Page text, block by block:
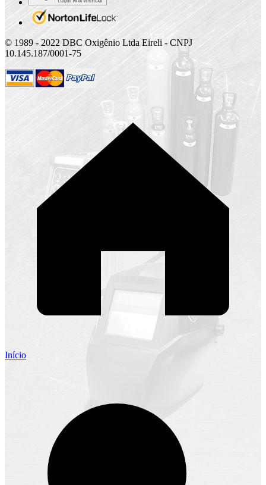
© 1989 - 2022 DBC Oxigênio Ltda Eireli - CNPJ
10.145.187/0001-75
Início